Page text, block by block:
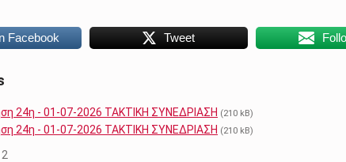
Facebook Tweet
24η - 01-07-2026 ΤΑΚΤΙΚΗ ΣΥΝΕΔΡΙΑΣΗ (210 kB)
24η - 01-07-2026 ΤΑΚΤΙΚΗ ΣΥΝΕΔΡΙΑΣΗ (210 kB)